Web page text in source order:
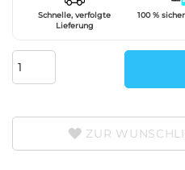
Schnelle, verfolgte
Lieferung
100 %
ZUR